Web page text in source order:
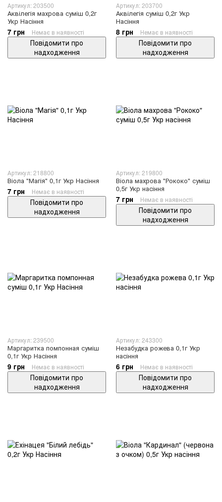
Артикул: 203500
Аквілегія махрова суміш 0,2г
Укр Насіння
7 грн Немає в наявності
Повідомити про
надходження
Артикул: 203700
Аквілегія суміш 0,2г Укр
Насіння
8 грн Немає в наявності
Повідомити про
надходження
Артикул: 218800
Віола "Магія" 0,1г Укр Насіння
7 грн Немає в наявності
Повідомити про
надходження
Артикул: 219800
Віола махрова "Рококо" суміш
0,5г Укр насіння
7 грн Немає в наявності
Повідомити про
надходження
Артикул: 239500
Маргаритка помпонная суміш
0,1г Укр Насіння
9 грн Немає в наявності
Повідомити про
надходження
Артикул: 243300
Незабудка рожева 0,1г Укр
насіння
6 грн Немає в наявності
Повідомити про
надходження